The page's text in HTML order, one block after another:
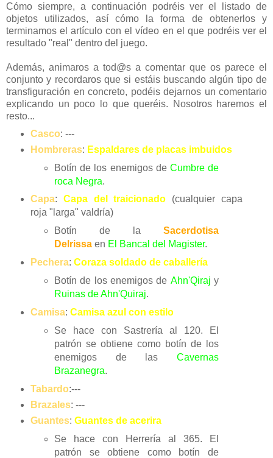
Cómo siempre, a continuación podréis ver el listado de
objetos utilizados, así cómo la forma de obtenerlos y
terminamos el artículo con el vídeo en el que podréis ver el
resultado "real" dentro del juego.
Además, animaros a tod@s a comentar que os parece el
conjunto y recordaros que si estáis buscando algún tipo de
transfiguración en concreto, podéis dejarnos un comentario
explicando un poco lo que queréis. Nosotros haremos el
resto...
Casco: ---
Hombreras: Espaldares de placas imbuidos
Botín de los enemigos de Cumbre de
roca Negra.
Capa: Capa del traicionado (cualquier capa
roja "larga" valdría)
Botín de la Sacerdotisa
Delrissaen El Bancal del Magister.
Pechera: Coraza soldado de caballería
Botín de los enemigos de Ahn'Qiraj y
Ruinas de Ahn'Quiraj.
Camisa: Camisa azul con estilo
Se hace con Sastrería al 120. El
patrón se obtiene como botín de los
enemigos de las Cavernas
Brazanegra.
Tabardo:---
Brazales: ---
Guantes: Guantes de acerira
Se hace con Herrería al 365. El
patrón se obtiene como botín de